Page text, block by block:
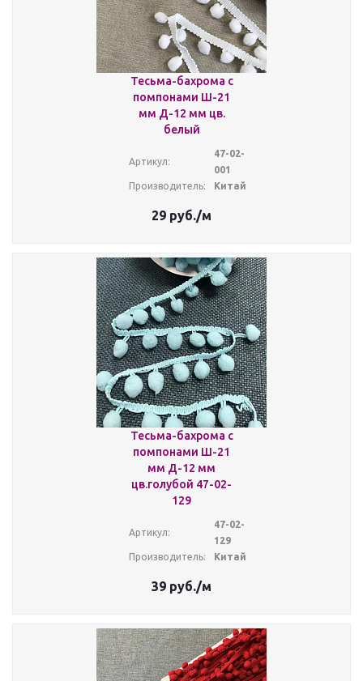
Тесьма-бахрома с
помпонами Ш-21
мм Д-12 мм цв.
белый
Артикул:
47-02-
001
Производитель:
Китай
29 руб./м
Тесьма-бахрома с
помпонами Ш-21
мм Д-12 мм
цв.голубой 47-02-
129
Артикул:
47-02-
129
Производитель:
Китай
39 руб./м